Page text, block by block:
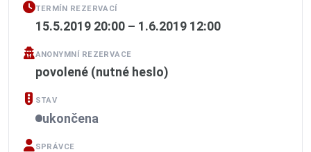
TERMÍN REZERVACÍ
15.5.2019 20:00 – 1.6.2019 12:00
ANONYMNÍ REZERVACE
povolené (nutné heslo)
STAV
ukončena
SPRÁVCE